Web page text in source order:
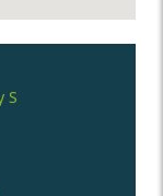
S